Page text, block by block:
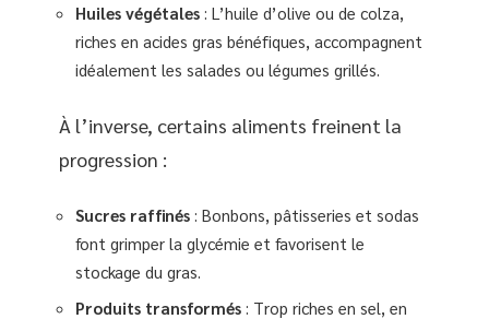
Huiles végétales : L’huile d’olive ou de colza,
riches en acides gras bénéfiques, accompagnent
idéalement les salades ou légumes grillés.
À l’inverse, certains aliments freinent la
progression :
Sucres raffinés : Bonbons, pâtisseries et sodas
font grimper la glycémie et favorisent le
stockage du gras.
Produits transformés : Trop riches en sel, en